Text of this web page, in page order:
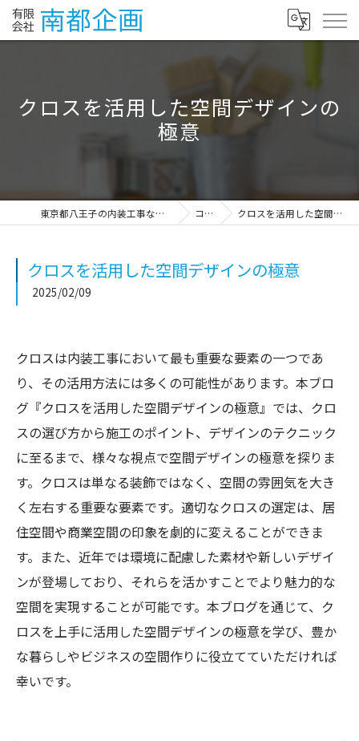
クロスを活用した空間デザインの
極意
東京都八王子の内装工事なら有限会社南都企画 コラム クロスを活用した空間デザインの極意
クロスを活用した空間デザインの極意
2025/02/09
クロスは内装工事において最も重要な要素の一つであ
り、その活用方法には多くの可能性があります。本ブロ
グ『クロスを活用した空間デザインの極意』では、クロ
スの選び方から施工のポイント、デザインのテクニック
に至るまで、様々な視点で空間デザインの極意を探りま
す。クロスは単なる装飾ではなく、空間の雰囲気を大き
く左右する重要な要素です。適切なクロスの選定は、居
住空間や商業空間の印象を劇的に変えることができま
す。また、近年では環境に配慮した素材や新しいデザイ
ンが登場しており、それらを活かすことでより魅力的な
空間を実現することが可能です。本ブログを通じて、ク
ロスを上手に活用した空間デザインの極意を学び、豊か
な暮らしやビジネスの空間作りに役立てていただければ
幸いです。